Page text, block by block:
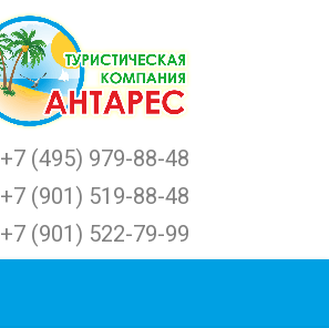
+7 (495) 979-88-48
+7 (901) 519-88-48
+7 (901) 522-79-99